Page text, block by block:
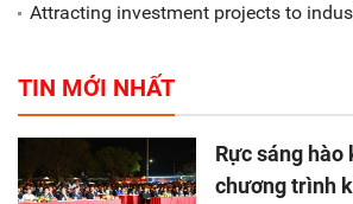
Attracting investment projects to
TIN MỚI NHẤT
Rực sáng
chương trình